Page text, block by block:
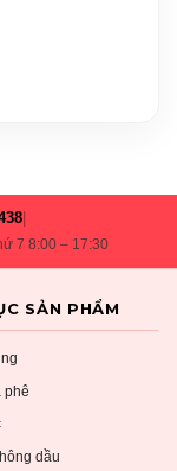
|
7 8:00 – 17:30
SẢN PHẨM
phê
dầu